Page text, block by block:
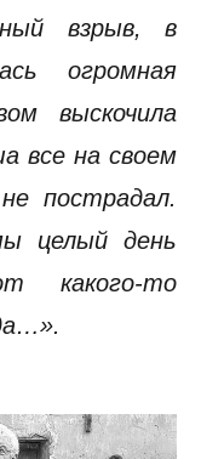
взрыв, в
огромная
выскочила
все на своем
пострадал.
целый день
какого-то